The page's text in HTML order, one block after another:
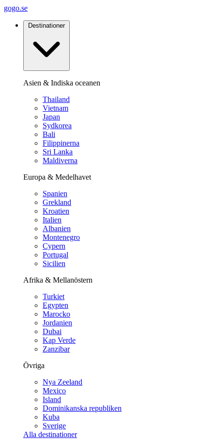
gogo.se
Destinationer
Asien & Indiska oceanen
Thailand
Vietnam
Japan
Sydkorea
Bali
Filippinerna
Sri Lanka
Maldiverna
Europa & Medelhavet
Spanien
Grekland
Kroatien
Italien
Albanien
Montenegro
Cypern
Portugal
Sicilien
Afrika & Mellanöstern
Turkiet
Egypten
Marocko
Jordanien
Dubai
Kap Verde
Zanzibar
Övriga
Nya Zeeland
Mexico
Island
Dominikanska republiken
Kuba
Sverige
Alla destinationer